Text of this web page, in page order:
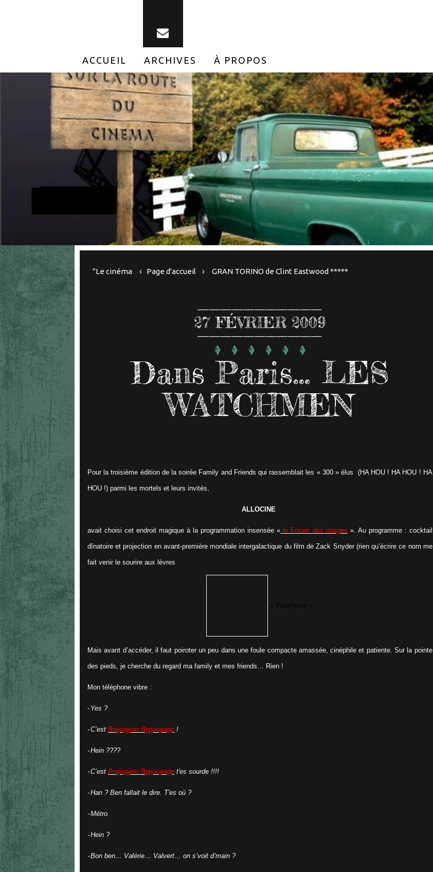
ACCUEIL ARCHIVES À PROPOS
"Le cinéma Page d'accueil GRAN TORINO de Clint Eastwood *****
27 FÉVRIER 2009
Dans Paris… LES
WATCHMEN
Pour la troisième édition de la soirée Family and Friends qui rassemblait les « 300 » élus (HA HOU ! HA HOU ! HA
HOU !) parmi les mortels et leurs invités,
ALLOCINE
avait choisi cet endroit magique à la programmation insensée « le Forum des images ». Au programme : cocktail
dînatoire et projection en avant-première mondiale intergalactique du film de Zack Snyder (rien qu’écrire ce nom me
fait venir le sourire aux lèvres
Mais avant d’accéder, il faut poiroter un peu dans une foule compacte amassée, cinéphile et patiente. Sur la pointe
des pieds, je cherche du regard ma family et mes friends… Rien !
Mon téléphone vibre :
- Yes ?
-C’est Brajiqgjiou Bgrjaopagp !
-Hein ????
-C’est Brajiqgjiou Bgrjaopagp t'es sourde !!!!
-Han ? Ben fallait le dire. T'es où ?
-Métro.
-Hein ?
-Bon ben… Valérie… Valvert… on s’voit d’main ?